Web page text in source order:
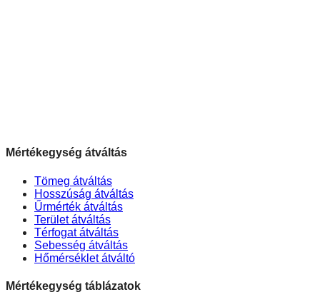
Mértékegység átváltás
Tömeg átváltás
Hosszúság átváltás
Űrmérték átváltás
Terület átváltás
Térfogat átváltás
Sebesség átváltás
Hőmérséklet átváltó
Mértékegység táblázatok